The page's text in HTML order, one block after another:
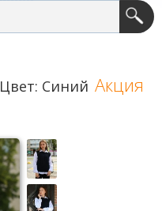
Цвет: Синий Акция